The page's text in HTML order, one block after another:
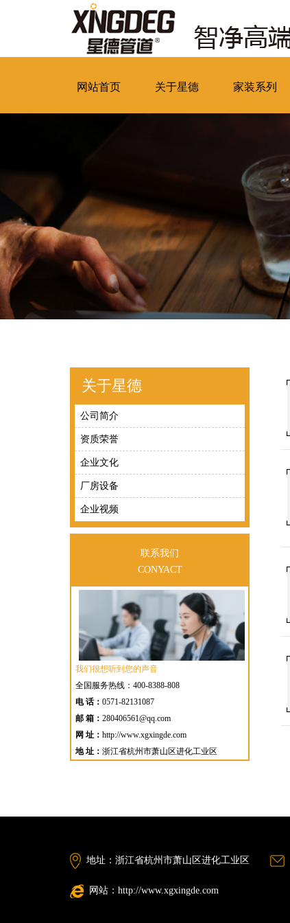
网站首页 关于星德 家装系列
关于星德
公司简介
资质荣誉
企业文化
厂房设备
企业视频
联系我们
CONYACT
我们很想听到您的声音
全国服务热线：400-8388-808
电 话： 0571-82131087
邮 箱： 280406561@qq.com
网 址： http://www.xgxingde.com
地 址： 浙江省杭州市萧山区进化工业区
地址：浙江省杭州市萧山区进化工业区
网站：http://www.xgxingde.com